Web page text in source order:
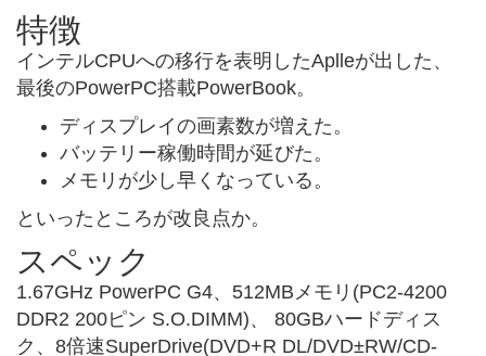
特徴
インテルCPUへの移行を表明したAplleが出した、
最後のPowerPC搭載PowerBook。
ディスプレイの画素数が増えた。
バッテリー稼働時間が延びた。
メモリが少し早くなっている。
といったところが改良点か。
スペック
1.67GHz PowerPC G4、512MBメモリ(PC2-4200
DDR2 200ピン S.O.DIMM)、 80GBハードディス
ク、8倍速SuperDrive(DVD+R DL/DVD±RW/CD-